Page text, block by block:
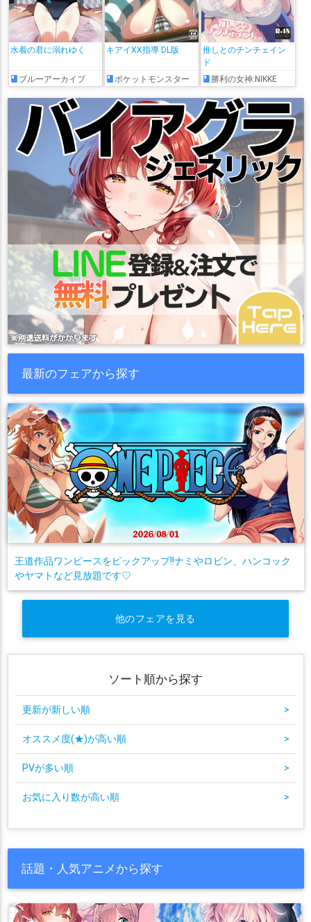
水着の君に溺れゆく
ブルーアーカイブ
キアイXX指導 DL版
ポケットモンスター
推しとのチンチェイン
ド
勝利の女神:NIKKE
最新のフェアから探す
王道作品ワンピースをピックアップ!!ナミやロビン、ハンコック
やヤマトなど見放題です♡
他のフェアを見る
ソート順から探す
更新が新しい順 >
オススメ度(★)が高い順 >
PVが多い順 >
お気に入り数が高い順 >
話題・人気アニメから探す